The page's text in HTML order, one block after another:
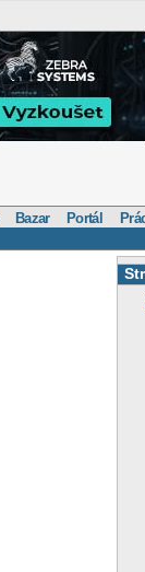
Bazar Portál